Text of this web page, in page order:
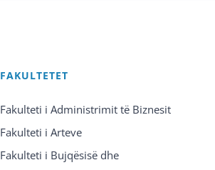
FAKULTETET
Fakulteti i Administrimit të Biznesit
Fakulteti i Arteve
Fakulteti i Bujqësisë dhe